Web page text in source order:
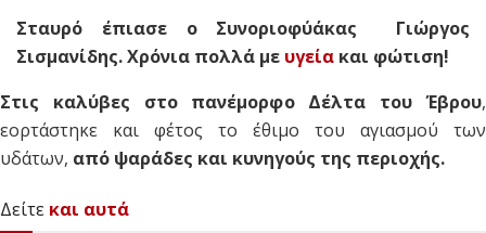
Σταυρό έπιασε ο Συνοριοφύάκας Γιώργος
Σισμανίδης. Χρόνια πολλά με υγεία και φώτιση!
Στις καλύβες στο πανέμορφο Δέλτα του Έβρου,
εορτάστηκε και φέτος το έθιμο του αγιασμού των
υδάτων, από ψαράδες και κυνηγούς της περιοχής.
Δείτε και αυτά